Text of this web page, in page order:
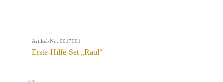
Artikel-Nr.: 0017901
Erste-Hilfe-Set „Raul“